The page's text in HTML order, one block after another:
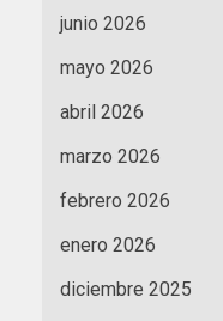
junio 2026
mayo 2026
abril 2026
marzo 2026
febrero 2026
enero 2026
diciembre 2025